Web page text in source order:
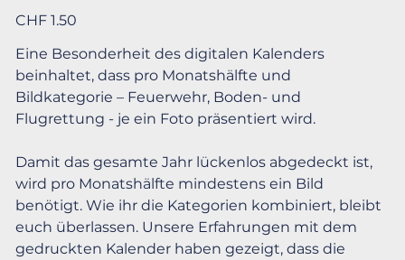
Preis
CHF 1.50
Eine Besonderheit des digitalen Kalenders
beinhaltet, dass pro Monatshälfte und
Bildkategorie – Feuerwehr, Boden- und
Flugrettung - je ein Foto präsentiert wird.
Damit das gesamte Jahr lückenlos abgedeckt ist,
wird pro Monatshälfte mindestens ein Bild
benötigt. Wie ihr die Kategorien kombiniert, bleibt
euch überlassen. Unsere Erfahrungen mit dem
gedruckten Kalender haben gezeigt, dass die